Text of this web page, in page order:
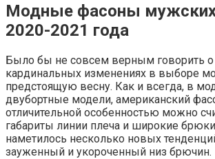
Модные фасоны
2020-2021 года
Было бы не совсем верным говорить о
кардинальных изменениях в выборе
предстоящую весну. Как и всегда, в
двубортные модели, американский
отличительной особенностью можно
габариты линии плеча и широкие
наметилось несколько новых
зауженный и укороченный низ брючин.